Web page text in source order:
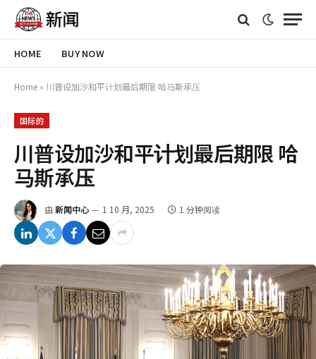
HOME BUY NOW
Home » 川普设加沙和平计划最后期限 哈马斯承压
国际的
川普设加沙和平计划最后期限 哈
马斯承压
由 新闻中心 1 10 月, 2025 1 分钟阅读